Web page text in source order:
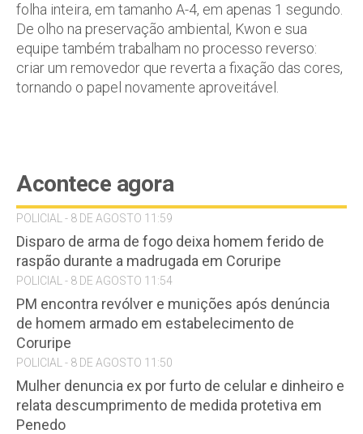
folha inteira, em tamanho A-4, em apenas 1 segundo.
De olho na preservação ambiental, Kwon e sua
equipe também trabalham no processo reverso:
criar um removedor que reverta a fixação das cores,
tornando o papel novamente aproveitável.
Acontece agora
POLICIAL - 8 DE AGOSTO 11:59
Disparo de arma de fogo deixa homem ferido de
raspão durante a madrugada em Coruripe
POLICIAL - 8 DE AGOSTO 11:54
PM encontra revólver e munições após denúncia
de homem armado em estabelecimento de
Coruripe
POLICIAL - 8 DE AGOSTO 11:50
Mulher denuncia ex por furto de celular e dinheiro e
relata descumprimento de medida protetiva em
Penedo